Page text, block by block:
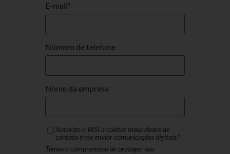
E-mail*
Número de telefone
Nome da empresa
Autorizo ​​a WSI a coletar meus dados de
contato e me enviar comunicações digitais.*
Temos o compromisso de proteger sua